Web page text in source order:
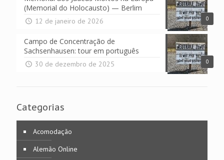
0
(Memorial do Holocausto) — Berlim
12 de janeiro de 2026
0
Campo de Concentração de
Sachsenhausen: tour em português
30 de dezembro de 2025
Categorias
Acomodação
Alemão Online